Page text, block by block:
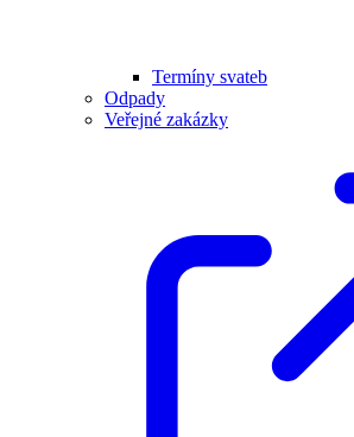
Termíny svateb
Odpady
Veřejné zakázky